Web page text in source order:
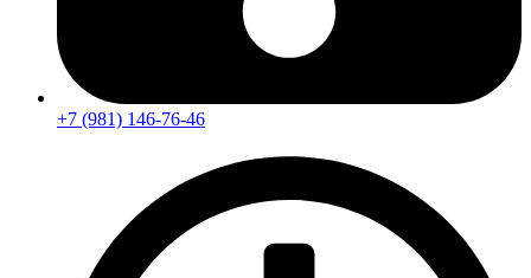
+7 (981) 146-76-46